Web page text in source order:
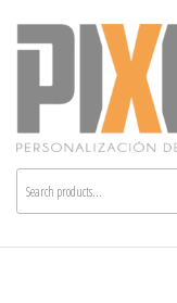
Pixelart